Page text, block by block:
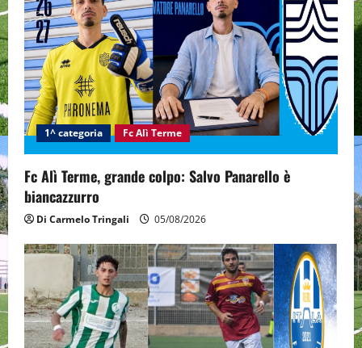
g
a
t
i
o
n
1^ categoria Fc Alì Terme
Fc Alì Terme, grande colpo: Salvo Panarello è
biancazzurro
Di Carmelo Tringali 05/08/2026